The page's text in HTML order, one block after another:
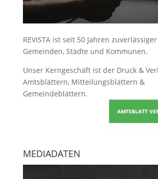
REVISTA ist seit 50 Jahren
Gemeinden, Städte und Kommunen.
Unser Kerngeschäft ist der Druck &
Amtsblättern, Mitteilungsblättern &
Gemeindeblättern.
AMTSBLATT
MEDIADATEN